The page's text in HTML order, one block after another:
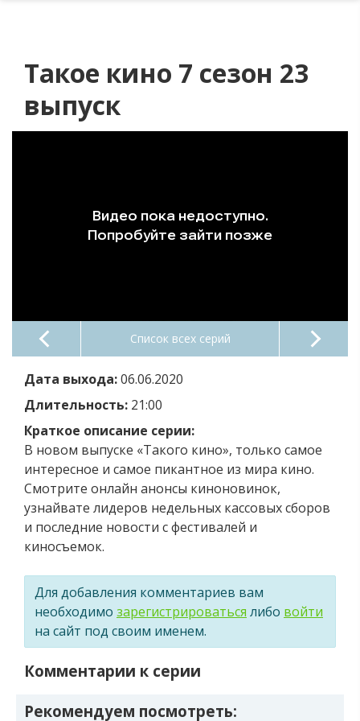
Такое кино 7 сезон 23
выпуск
Список всех серий
Дата выхода:06.06.2020
Длительность: 21:00
Краткое описание серии:
В новом выпуске «Такого кино», только самое
интересное и самое пикантное из мира кино.
Смотрите онлайн анонсы киноновинок,
узнайвате лидеров недельных кассовых сборов
и последние новости с фестивалей и
киносъемок.
Для добавления комментариев вам
необходимо зарегистрироваться либо войти
на сайт под своим именем.
Комментарии к серии
Рекомендуем посмотреть: